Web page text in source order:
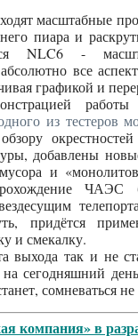
масштабные
пиара и
NLC6 -
все
графикой и
из тестеров
добавлены
и
ЧАЭС
придётся
и смекалку.
выхода так и не
сегодняшний
сомневаться
компания» в